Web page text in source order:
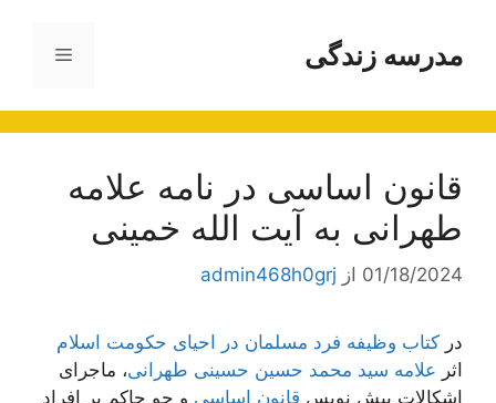
محتوامدرسه زندگی فهرست
قانون اساسی در نامه علامه
طهرانی به آیت الله خمینی
01/18/2024 از admin468h0grj
در کتاب وظیفه فرد مسلمان در احیای حکومت اسلام
اثر علامه سید محمد حسین حسینی طهرانی، ماجرای
اشکالات پیش نویس قانون اساسی و جو حاکم بر افراد